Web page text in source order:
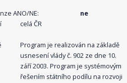
ANO/NE:
ne
celá ČR
Program je realizován na základě
usnesení vlády č. 902 ze dne 10.
září 2003. Program je systémovým
řešením státního podílu na rozvoji